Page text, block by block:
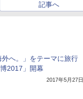
記事へ
外へ。」をテーマに旅行
2017」開幕
2017年5月27日